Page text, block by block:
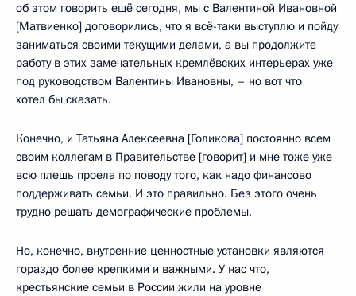
об этом говорить ещё сегодня, мы с Валентиной Ивановной
[Матвиенко] договорились, что я всё-таки выступлю и пойду
заниматься своими текущими делами, а вы продолжите
работу в этих замечательных кремлёвских интерьерах уже
под руководством Валентины Ивановны, – но вот что
хотел бы сказать.
Конечно, и Татьяна Алексеевна [Голикова] постоянно всем
своим коллегам в Правительстве [говорит] и мне тоже уже
всю плешь проела по поводу того, как надо финансово
поддерживать семьи. И это правильно. Без этого очень
трудно решать демографические проблемы.
Но, конечно, внутренние ценностные установки являются
гораздо более крепкими и важными. У нас что,
крестьянские семьи в России жили на уровне